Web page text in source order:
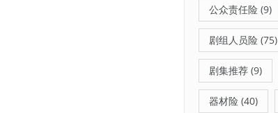
公众责任险 (9)
剧组人员险 (75)
剧集推荐 (9)
器材险 (40)